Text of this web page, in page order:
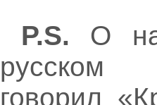
P.S. О
русском
говорил